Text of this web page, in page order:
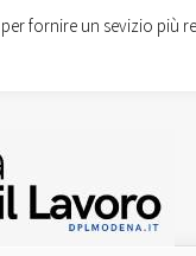
fornire un sevizio più